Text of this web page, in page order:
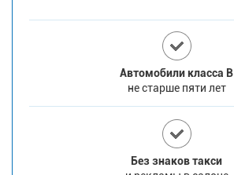
Автомобили класса В
не старше пяти лет
Без знаков такси